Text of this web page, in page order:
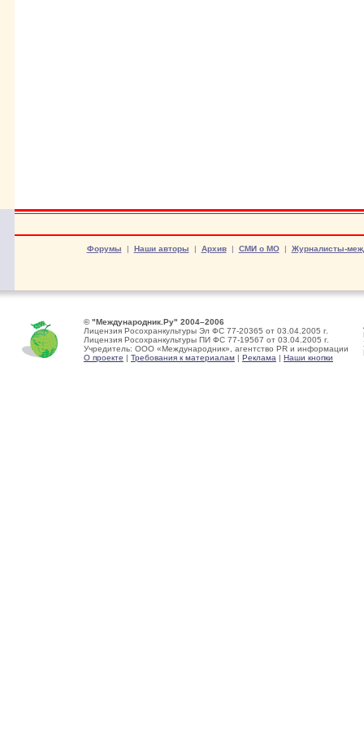
Форумы | Наши авторы | Архив| СМИ о МО| Журналисты-
© "Международник.Ру" 2004–2006
Лицензия Росохранкультуры Эл ФС 77-20365 от 03.04.2005 г.
Лицензия Росохранкультуры ПИ ФС 77-19567 от 03.04.2005 г.
Учредитель: ООО «Международник», агентство PR и информации
О проекте | Требования к материалам | Реклама | Наши кнопки